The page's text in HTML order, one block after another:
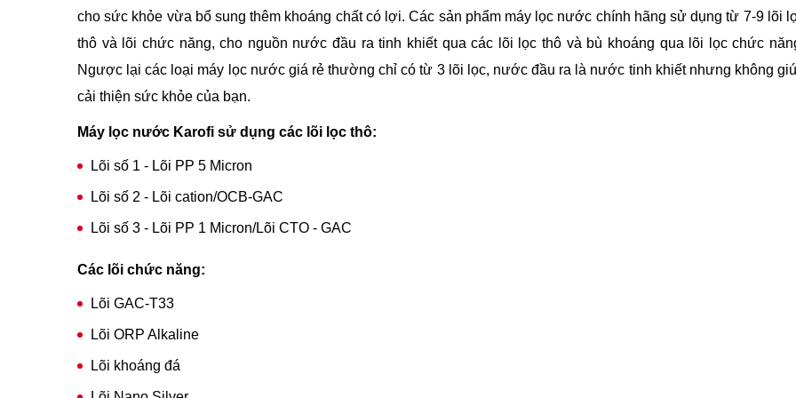
cho sức khỏe vừa bổ sung thêm khoáng chất có lợi. Các sản phẩm máy lọc nước chính hãng sử dụng từ 7-9 lõi
thô và lõi chức năng, cho nguồn nước đầu ra tinh khiết qua các lõi lọc thô và bù khoáng qua lõi lọc chức
Ngược lại các loại máy lọc nước giá rẻ thường chỉ có từ 3 lõi lọc, nước đầu ra là nước tinh khiết nhưng không
cải thiện sức khỏe của bạn.
Máy lọc nước Karofi sử dụng các lõi lọc thô:
Lõi số 1 - Lõi PP 5 Micron
Lõi số 2 - Lõi cation/OCB-GAC
Lõi số 3 - Lõi PP 1 Micron/Lõi CTO - GAC
Các lõi chức năng:
Lõi GAC-T33
Lõi ORP Alkaline
Lõi khoáng đá